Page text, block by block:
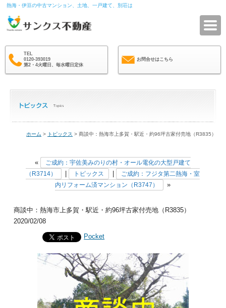
熱海・伊豆の中古マンション、土地、一戸建て、別荘は
TEL
0120-393019
第2・4火曜日、毎水曜日定休
お問合せはこちら
ホーム > トピックス > 商談中：熱海市上多賀・駅近・約96坪古家付売地（R3835）
«
ご成約：宇佐美みのりの村・オール電化の大型戸建て
（R3714）
トピックス
ご成約：フジタ第二熱海・室
内リフォーム済マンション（R3747）
»
商談中：熱海市上多賀・駅近・約96坪古家付売地（R3835）
2020/02/08
Pocket